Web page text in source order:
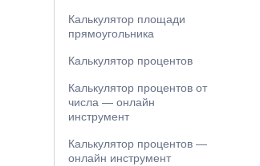
Калькулятор площади
прямоугольника
Калькулятор процентов
Калькулятор процентов от
числа — онлайн
инструмент
Калькулятор процентов —
онлайн инструмент